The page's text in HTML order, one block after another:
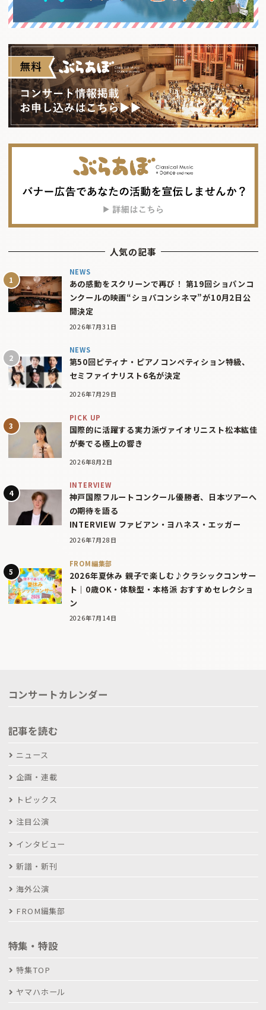
人気の記事
NEWS
あの感動をスクリーンで再び！ 第19回ショパンコ
ンクールの映画“ショパコンシネマ”が10月2日公
開決定
2026年7月31日
NEWS
第50回ピティナ・ピアノコンペティション特級、
セミファイナリスト6名が決定
2026年7月29日
PICK UP
国際的に活躍する実力派ヴァイオリニスト松本紘佳
が奏でる極上の響き
2026年8月2日
INTERVIEW
神戸国際フルートコンクール優勝者、日本ツアーへ
の期待を語る
INTERVIEW ファビアン・ヨハネス・エッガー
2026年7月28日
FROM編集部
2026年夏休み 親子で楽しむ♪クラシックコンサー
ト｜0歳OK・体験型・本格派 おすすめセレクショ
ン
2026年7月14日
コンサートカレンダー
記事を読む
ニュース
企画・連載
トピックス
注目公演
インタビュー
新譜・新刊
海外公演
FROM編集部
特集・特設
特集TOP
ヤマハホール